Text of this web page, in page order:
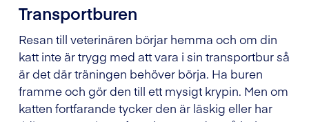
Transportburen
Resan till veterinären börjar hemma och om din
katt inte är trygg med att vara i sin transportbur så
är det där träningen behöver börja. Ha buren
framme och gör den till ett mysigt krypin. Men om
katten fortfarande tycker den är läskig eller har